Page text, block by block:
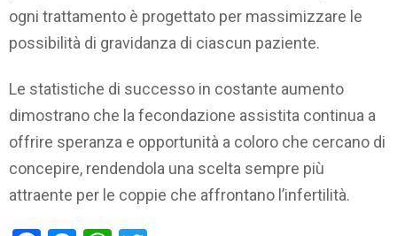
ogni trattamento è progettato per massimizzare le
possibilità di gravidanza di ciascun paziente.
Le statistiche di successo in costante aumento
dimostrano che la fecondazione assistita continua a
offrire speranza e opportunità a coloro che cercano di
concepire, rendendola una scelta sempre più
attraente per le coppie che affrontano l’infertilità.